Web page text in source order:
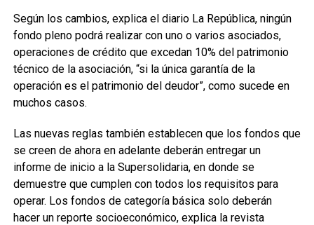
Según los cambios, explica el diario La República, ningún
fondo pleno podrá realizar con uno o varios asociados,
operaciones de crédito que excedan 10% del patrimonio
técnico de la asociación, “si la única garantía de la
operación es el patrimonio del deudor”, como sucede en
muchos casos.
Las nuevas reglas también establecen que los fondos que
se creen de ahora en adelante deberán entregar un
informe de inicio a la Supersolidaria, en donde se
demuestre que cumplen con todos los requisitos para
operar. Los fondos de categoría básica solo deberán
hacer un reporte socioeconómico, explica la revista